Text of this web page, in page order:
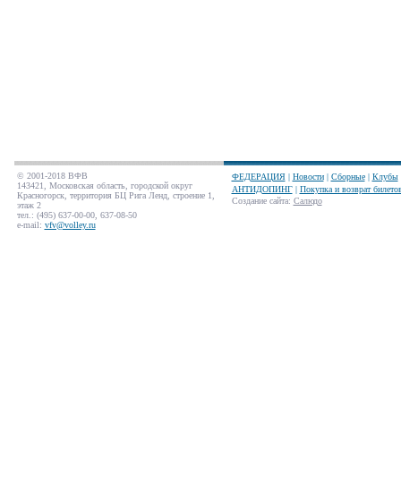
© 2001-2018 ВФВ
143421, Московская область, городской округ
Красногорск, территория БЦ Рига Ленд, строение 1,
этаж 2
тел.: (495) 637-00-00, 637-08-50
e-mail: vfv@volley.ru
ФЕДЕРАЦИЯ| Новости| Сборные| Клубы
АНТИДОПИНГ| Покупка и возврат
Создание сайта: Салюдо